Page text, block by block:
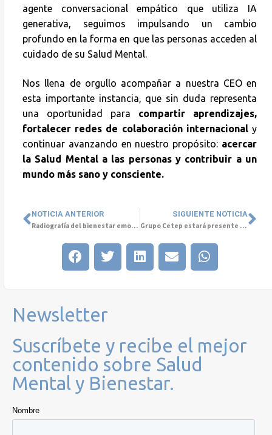
agente conversacional empático que utiliza IA
generativa, seguimos impulsando un cambio
profundo en la forma en que las personas acceden al
cuidado de su Salud Mental.
Nos llena de orgullo acompañar a nuestra CEO en
esta importante instancia, que sin duda representa
una oportunidad para compartir aprendizajes,
fortalecer redes de colaboración internacionaly
continuar avanzando en nuestro propósito: acercar
la Salud Mental a las personas y contribuir a un
mundo más sano y consciente.
NOTICIA ANTERIOR
Radiografía del bienestar emocional en Chile: lo que revela el Informe Mhaite 2025
SIGUIENTE NOTICIA
Grupo Cetep estará presente en HIMSS Colombia Executive Summit
Newsletter
Suscríbete y recibe el mejor
contenido sobre Salud
Mental y Bienestar.